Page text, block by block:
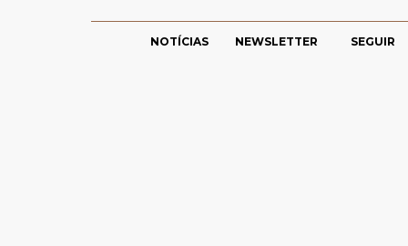
NOTÍCIAS NEWSLETTER SEGUIR